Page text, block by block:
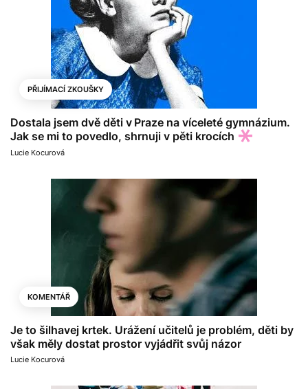
PŘIJÍMACÍ ZKOUŠKY
Dostala jsem dvě děti v Praze na víceleté gymnázium.
Jak se mi to povedlo, shrnuji v pěti krocích
Lucie Kocurová
KOMENTÁŘ
Je to šilhavej krtek. Urážení učitelů je problém, děti by
však měly dostat prostor vyjádřit svůj názor
Lucie Kocurová